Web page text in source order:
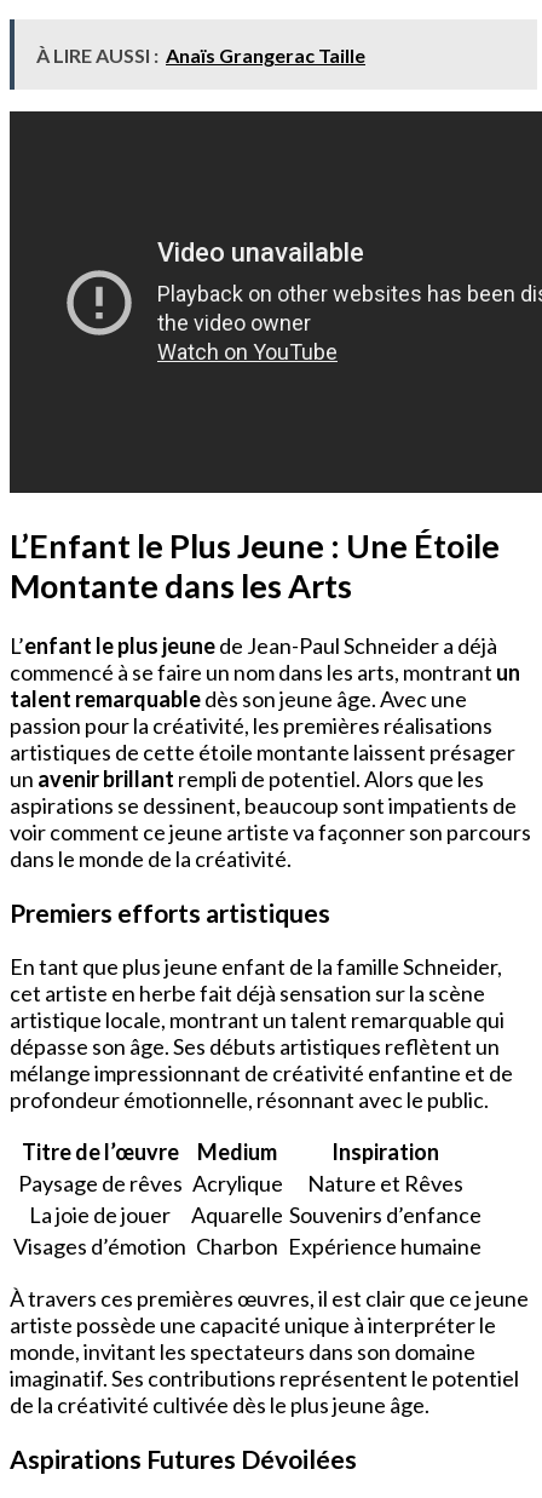
À LIRE AUSSI : Anaïs Grangerac Taille
L’Enfant le Plus Jeune : Une Étoile
Montante dans les Arts
L’enfant le plus jeunede Jean-Paul Schneider a déjà
commencé à se faire un nom dans les arts, montrant un
talent remarquabledès son jeune âge. Avec une
passion pour la créativité, les premières réalisations
artistiques de cette étoile montante laissent présager
un avenir brillant rempli de potentiel. Alors que les
aspirations se dessinent, beaucoup sont impatients de
voir comment ce jeune artiste va façonner son parcours
dans le monde de la créativité.
Premiers efforts artistiques
En tant que plus jeune enfant de la famille Schneider,
cet artiste en herbe fait déjà sensation sur la scène
artistique locale, montrant un talent remarquable qui
dépasse son âge. Ses débuts artistiques reflètent un
mélange impressionnant de créativité enfantine et de
profondeur émotionnelle, résonnant avec le public.
Titre de l’œuvre
Medium
Inspiration
Paysage de rêves Acrylique
Nature et Rêves
La joie de jouer
Aquarelle Souvenirs d’enfance
Visages d’émotion Charbon Expérience humaine
À travers ces premières œuvres, il est clair que ce jeune
artiste possède une capacité unique à interpréter le
monde, invitant les spectateurs dans son domaine
imaginatif. Ses contributions représentent le potentiel
de la créativité cultivée dès le plus jeune âge.
Aspirations Futures Dévoilées